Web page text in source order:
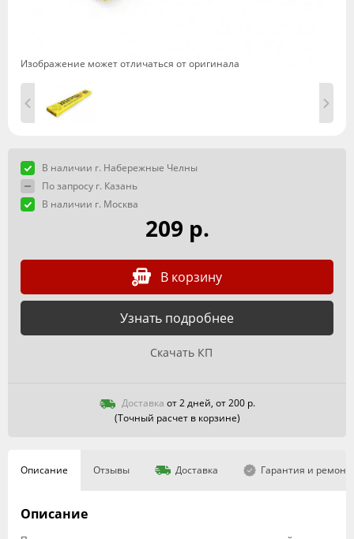
Изображение может отличаться от оригинала
В наличии г. Набережные Челны
По запросу г. Казань
В наличии г. Москва
209 р.
В корзину
Узнать подробнее
Скачать КП
Доставка от 2 дней, от 200 р.
(Точный расчет в корзине)
Описание Отзывы Доставка Гарантия и ремонт
Описание